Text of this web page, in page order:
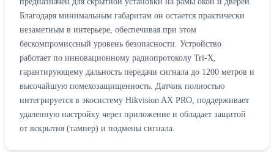
Благодаря минимальным габаритам он остается практически
незаметным в интерьере, обеспечивая при этом
бескомпромиссный уровень безопасности. Устройство
работает по инновационному радиопротоколу Tri-X,
гарантирующему дальность передачи сигнала до 1200 метров и
высочайшую помехозащищенность. Датчик полностью
интегрируется в экосистему Hikvision AX PRO, поддерживает
удаленную настройку через приложение и обладает защитой
от вскрытия (тампер) и подмены сигнала.